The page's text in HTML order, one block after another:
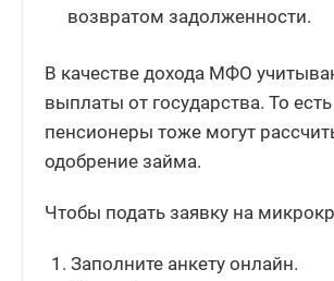
возвратом задолженности.
В качестве дохода МФО
выплаты от государства. То есть
пенсионеры тоже могут
одобрение займа.
Чтобы подать заявку на
Заполните анкету онлайн.